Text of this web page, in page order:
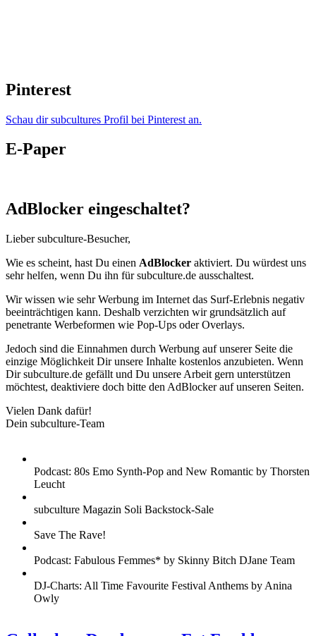
Pinterest
Schau dir subcultures Profil bei Pinterest an.
E-Paper
AdBlocker eingeschaltet?
Lieber subculture-Besucher,
Wie es scheint, hast Du einen AdBlocker aktiviert. Du würdest uns
sehr helfen, wenn Du ihn für subculture.de ausschaltest.
Wir wissen wie sehr Werbung im Internet das Surf-Erlebnis negativ
beeinträchtigen kann. Deshalb verzichten wir grundsätzlich auf
penetrante Werbeformen wie Pop-Ups oder Overlays.
Jedoch sind die Einnahmen durch Werbung auf unserer Seite die
einzige Möglichkeit Dir unsere Inhalte kostenlos anzubieten. Wenn
Dir subculture.de gefällt und Du unsere Arbeit gern unterstützen
möchtest, deaktiviere doch bitte den AdBlocker auf unseren Seiten.
Vielen Dank dafür!
Dein subculture-Team
Podcast: 80s Emo Synth-Pop and New Romantic by Thorsten
Leucht
subculture Magazin Soli Backstock-Sale
Save The Rave!
Podcast: Fabulous Femmes* by Skinny Bitch DJane Team
DJ-Charts: All Time Favourite Festival Anthems by Anina
Owly